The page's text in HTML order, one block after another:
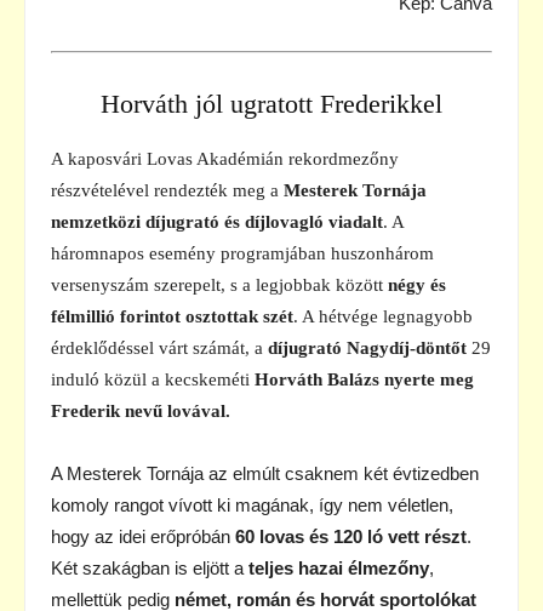
Horváth jól ugratott Frederikkel
A kaposvári Lovas Akadémián rekordmezőny
részvételével rendezték meg a Mesterek Tornája
nemzetközi díjugrató és díjlovagló viadalt. A
háromnapos esemény programjában huszonhárom
versenyszám szerepelt, s a legjobbak között négy és
félmillió forintot osztottak szét. A hétvége legnagyobb
érdeklődéssel várt számát, a díjugrató Nagydíj-döntőt 29
induló közül a kecskeméti Horváth Balázs nyerte meg
Frederik nevű lovával.
A Mesterek Tornája az elmúlt csaknem két évtizedben
komoly rangot vívott ki magának, így nem véletlen,
hogy az idei erőpróbán 60 lovas és 120 ló vett részt.
Két szakágban is eljött a teljes hazai élmezőny,
mellettük pedig német, román és horvát sportolókat